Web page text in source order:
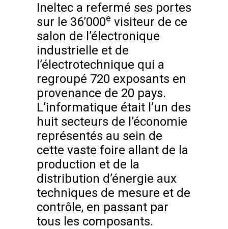
Ineltec a refermé ses portes
sur le 36’000e visiteur de ce
salon de l’électronique
industrielle et de
l’électrotechnique qui a
regroupé 720 exposants en
provenance de 20 pays.
L’informatique était l’un des
huit secteurs de l’économie
représentés au sein de
cette vaste foire allant de la
production et de la
distribution d’énergie aux
techniques de mesure et de
contrôle, en passant par
tous les composants.